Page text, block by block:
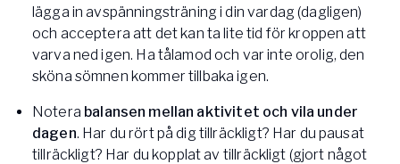
lägga in avspänningsträning i din vardag (dagligen)
och acceptera att det kan ta lite tid för kroppen att
varva ned igen. Ha tålamod och var inte orolig, den
sköna sömnen kommer tillbaka igen.
Notera balansen mellan aktivitet och vila under
dagen. Har du rört på dig tillräckligt? Har du pausat
tillräckligt? Har du kopplat av tillräckligt (gjort något